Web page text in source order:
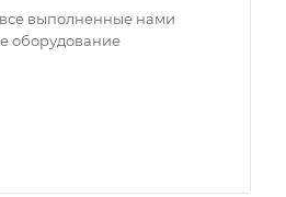
выполненные нами
оборудование